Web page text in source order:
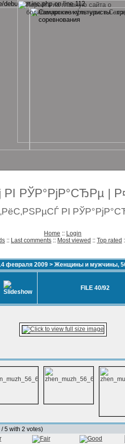
on line 112
РЎР°РјР°СЂРµ |
РІ
Home :: Login
:: Last comments :: Most viewed :: Top rated
февраля 2009 > Женщины и мужчины,
FILE 40/92
5 with 2 votes)